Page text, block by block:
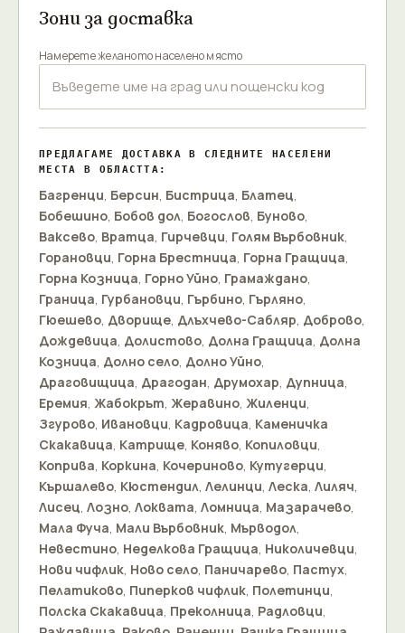
Зони за доставка
Намерете желаното населено място
ПРЕДЛАГАМЕ ДОСТАВКА В СЛЕДНИТЕ НАСЕЛЕНИ
МЕСТА В ОБЛАСТТА:
Багренци, Берсин, Бистрица, Блатец,
Бобешино, Бобов дол, Богослов, Буново,
Ваксево, Вратца, Гирчевци, Голям Върбовник,
Горановци, Горна Брестница, Горна Гращица,
Горна Козница, Горно Уйно, Грамаждано,
Граница, Гурбановци, Гърбино, Гърляно,
Гюешево, Дворище, Длъхчево-Сабляр, Доброво,
Дождевица, Долистово, Долна Гращица, Долна
Козница, Долно село, Долно Уйно,
Драговищица, Драгодан, Друмохар, Дупница,
Еремия, Жабокрът, Жеравино, Жиленци,
Згурово, Ивановци, Кадровица, Каменичка
Скакавица, Катрище, Коняво, Копиловци,
Коприва, Коркина, Кочериново, Кутугерци,
Кършалево, Кюстендил, Лелинци, Леска, Лиляч,
Лисец, Лозно, Локвата, Ломница, Мазарачево,
Мала Фуча, Мали Върбовник, Мърводол,
Невестино, Неделкова Гращица, Николичевци,
Нови чифлик, Ново село, Паничарево, Пастух,
Пелатиково, Пиперков чифлик, Полетинци,
Полска Скакавица, Преколница, Радловци,